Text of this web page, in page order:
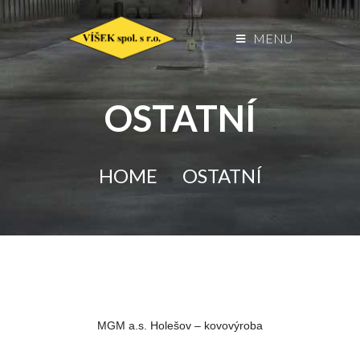
MENU
OSTATNÍ
HOME OSTATNÍ
MGM a.s. Holešov – kovovýroba